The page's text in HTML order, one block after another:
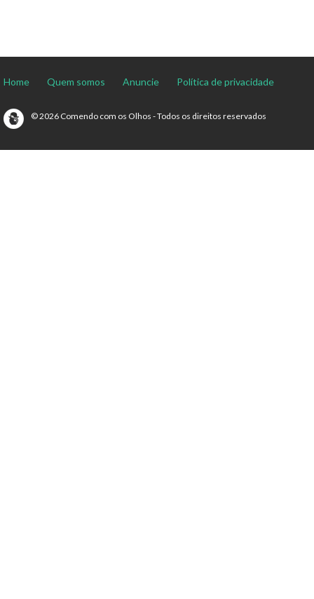
Home Quem somos Anuncie Política de privacidade
© 2026 Comendo com os Olhos - Todos os direitos reservados